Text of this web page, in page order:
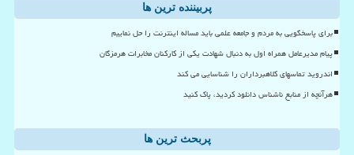
پربیننده ترین ها
برای پاسخگویی به مردم و جامعه علمی باید مساله اینترنت را حل نماییم
پیام مدیرعامل همراه اول به دنبال شهادت یکی از کارکنان مخابرات هرمزگان
اندروید تماسهای کلاهبرداران را شناسایی می کند
هرآنچه از منابع ناشناس دانلود کردید، پاک کنید
پربحث ترین ها